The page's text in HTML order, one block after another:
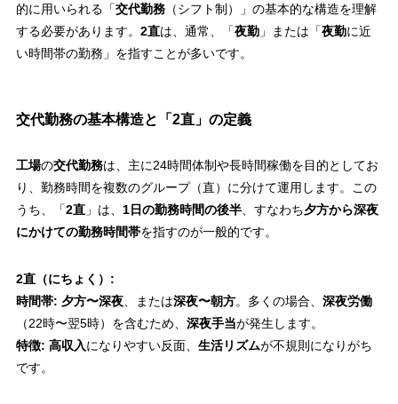
的に用いられる「交代勤務（シフト制）」の基本的な構造を理解
する必要があります。 2直は、通常、「夜勤」または「夜勤に近
い時間帯の勤務」を指すことが多いです。
交代勤務の基本構造と「2直」の定義
工場の交代勤務は、主に24時間体制や長時間稼働を目的としてお
り、勤務時間を複数のグループ（直）に分けて運用します。この
うち、「2直」は、 1日の勤務時間の後半、すなわち夕方から深夜
にかけての勤務時間帯を指すのが一般的です。
2直（にちょく）:
時間帯: 夕方〜深夜、または深夜〜朝方。多くの場合、 深夜労働
（22時〜翌5時）を含むため、 深夜手当が発生します。
特徴: 高収入になりやすい反面、 生活リズムが不規則になりがち
です。